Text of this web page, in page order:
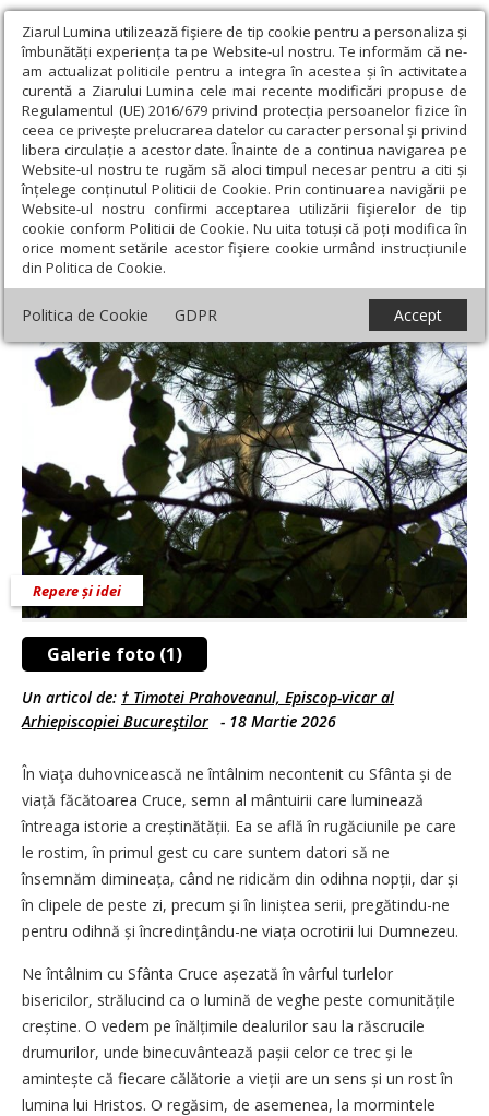
Ziarul Lumina utilizează fişiere de tip cookie pentru a personaliza și
îmbunătăți experiența ta pe Website-ul nostru. Te informăm că ne-
am actualizat politicile pentru a integra în acestea și în activitatea
curentă a Ziarului Lumina cele mai recente modificări propuse de
Regulamentul (UE) 2016/679 privind protecția persoanelor fizice în
ceea ce privește prelucrarea datelor cu caracter personal și privind
libera circulație a acestor date. Înainte de a continua navigarea pe
Website-ul nostru te rugăm să aloci timpul necesar pentru a citi și
înțelege conținutul Politicii de Cookie. Prin continuarea navigării pe
Website-ul nostru confirmi acceptarea utilizării fişierelor de tip
cookie conform Politicii de Cookie. Nu uita totuși că poți modifica în
orice moment setările acestor fişiere cookie urmând instrucțiunile
din Politica de Cookie.
Politica de Cookie GDPR Accept
Ziarul Lumina › Opinii › Repere și idei › Crucii Tale ne închinăm,
Stăpâne...!
Crucii Tale ne închinăm, Stăpâne...!
Galerie foto (1)
Repere și idei
Un articol de: † Timotei Prahoveanul, Episcop-vicar al
Arhiepiscopiei Bucureştilor - 18 Martie 2026
În viaţa duhovnicească ne întâlnim necontenit cu Sfânta și de
viață făcătoarea Cruce, semn al mântuirii care luminează
întreaga istorie a creștinătății. Ea se află în rugăciunile pe care
le rostim, în primul gest cu care suntem datori să ne
însemnăm dimineața, când ne ridicăm din odihna nopții, dar și
în clipele de peste zi, precum și în liniștea serii, pregătindu-ne
pentru odihnă și încredințându-ne viața ocrotirii lui Dumnezeu.
Ne întâlnim cu Sfânta Cruce așezată în vârful turlelor
bisericilor, strălucind ca o lumină de veghe peste comunitățile
creștine. O vedem pe înălțimile dealurilor sau la răscrucile
drumurilor, unde binecuvântează pașii celor ce trec și le
amintește că fiecare călătorie a vieții are un sens și un rost în
lumina lui Hristos. O regăsim, de asemenea, la mormintele